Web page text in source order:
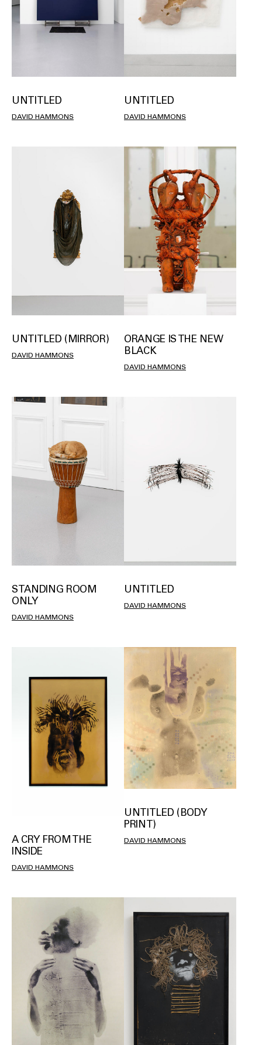
UNTITLED
DAVID HAMMONS
UNTITLED
DAVID HAMMONS
UNTITLED (MIRROR)
DAVID HAMMONS
ORANGE IS THE NEW
BLACK
DAVID HAMMONS
STANDING ROOM
ONLY
DAVID HAMMONS
UNTITLED
DAVID HAMMONS
A CRY FROM THE
INSIDE
DAVID HAMMONS
UNTITLED (BODY
PRINT)
DAVID HAMMONS